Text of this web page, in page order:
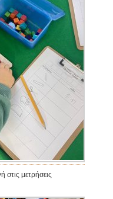
στις μετρήσεις